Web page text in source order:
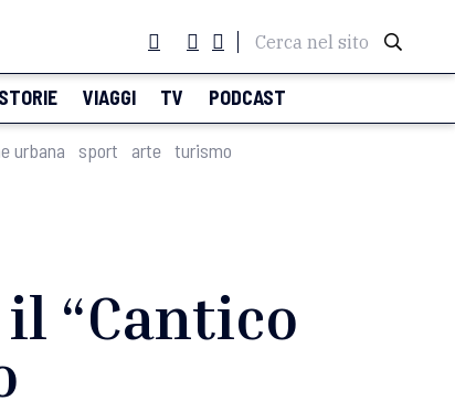
Cerca nel sito
STORIE VIAGGI TV PODCAST
urbana sport arte turismo
“Cantico